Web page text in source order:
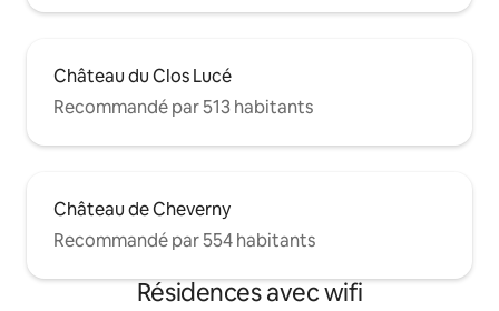
Château du Clos Lucé
Recommandé par 513 habitants
Château de Cheverny
Recommandé par 554 habitants
Résidences avec wifi